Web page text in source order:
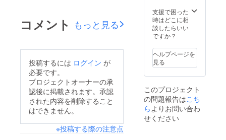
コメント もっと見る
投稿するには ログイン が
必要です。
プロジェクトオーナーの承
認後に掲載されます。承認
された内容を削除すること
はできません。
※投稿する際の注意点
支援で困った
時はどこに相
談したらいい
ですか？
ヘルプページを
見る
このプロジェクト
の問題報告はこち
ら よりお問い合わ
せください